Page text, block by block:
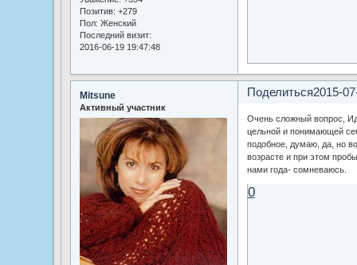
Позитив: +279
Пол: Женский
Последний визит:
2016-06-19 19:47:48
Поделиться2015-
Mitsune
Активный участник
Очень сложный вопрос,
цельной и понимающей
подобное, думаю, да, но
возрасте и при этом
нами года- сомневаюсь.
0